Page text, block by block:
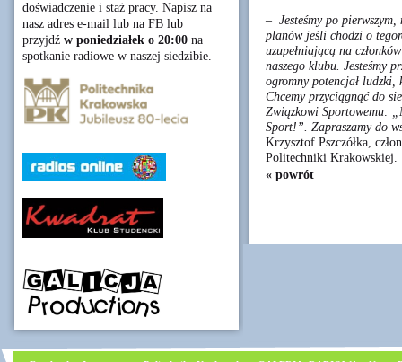
doświadczenie i staż pracy. Napisz na
nasz adres e-mail lub na FB lub
przyjdź w poniedziałek o 20:00 na
spotkanie radiowe w naszej siedzibie.
– Jesteśmy po
planów jeśli chodzi o
uzupełniającą na
naszego klubu. Jesteśmy
ogromny potencjał ludzki,
Chcemy przyciągnąć do
Związkowi Sportowemu:
Sport!”. Zapraszamy do
Krzysztof Pszczółka,
Politechniki Krakowskiej.
« powrót